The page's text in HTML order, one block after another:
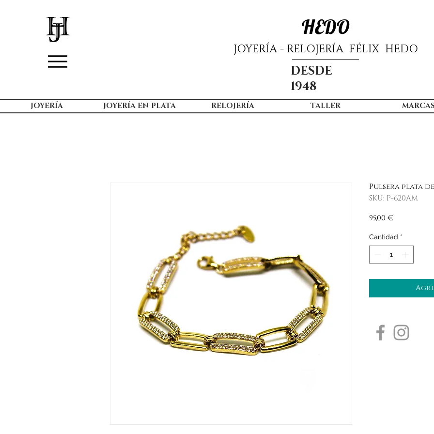
HEDO
JOYERÍA - RELOJERÍA FÉLIX HEDO
DESDE
1948
JOYERÍA JOYERÍA EN PLATA RELOJERÍA TALLER
Pulsera plata
SKU: P-620AM
95,00 €
Cantidad *